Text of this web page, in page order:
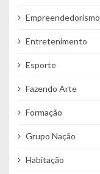
Empreendedorismo
Entretenimento
Esporte
Fazendo Arte
Formação
Grupo Nação
Habitação